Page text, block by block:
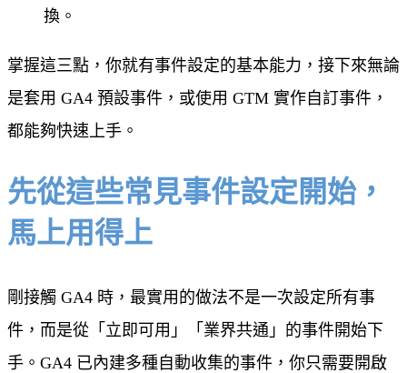
換。
掌握這三點，你就有事件設定的基本能力，接下來無論
是套用 GA4 預設事件，或使用 GTM 實作自訂事件，
都能夠快速上手。
先從這些常見事件設定開始，
馬上用得上
剛接觸 GA4 時，最實用的做法不是一次設定所有事
件，而是從「立即可用」「業界共通」的事件開始下
手。GA4 已內建多種自動收集的事件，你只需要開啟